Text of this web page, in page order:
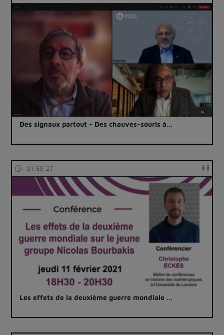
Des signaux partout - Des chauves-souris à…
01:59:27
Les effets de la deuxième guerre mondiale …